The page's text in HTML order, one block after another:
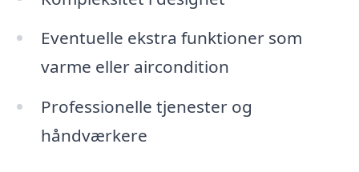
Eventuelle ekstra funktioner som
varme eller aircondition
Professionelle tjenester og
håndværkere